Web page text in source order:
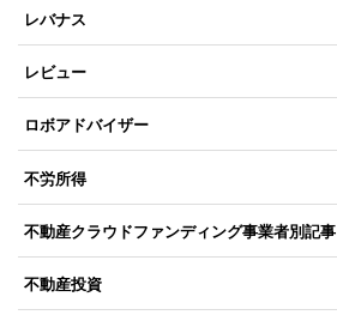
レバナス
レビュー
ロボアドバイザー
不労所得
不動産クラウドファンディング事業者別記事
不動産投資